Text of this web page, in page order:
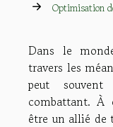
Optimisation
Dans le
travers les
peut
combattant. À
être un allié de